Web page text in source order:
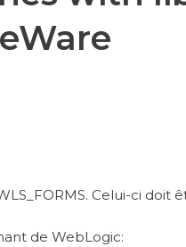
Celui-ci
de WebLogic: